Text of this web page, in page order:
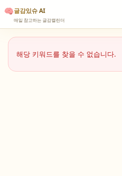
🧠글감있슈 AI
매일 참고하는 글감캘린더
해당 키워드를 찾을 수 없습니다.